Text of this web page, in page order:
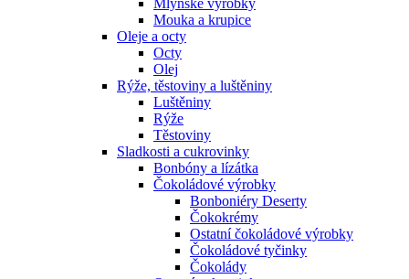
Mlýnské výrobky
Mouka a krupice
Oleje a octy
Octy
Olej
Rýže, těstoviny a luštěniny
Luštěniny
Rýže
Těstoviny
Sladkosti a cukrovinky
Bonbóny a lízátka
Čokoládové výrobky
Bonboniéry Deserty
Čokokrémy
Ostatní čokoládové výrobky
Čokoládové tyčinky
Čokolády